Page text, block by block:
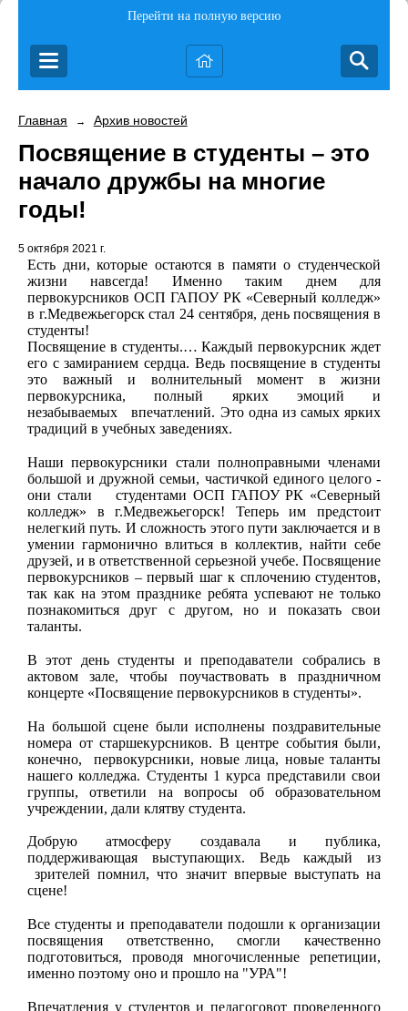
Перейти на полную версию
Главная → Архив новостей
Посвящение в студенты – это
начало дружбы на многие
годы!
5 октября 2021 г.
Есть дни, которые остаются в памяти о студенческой
жизни навсегда! Именно таким днем для
первокурсников ОСП ГАПОУ РК «Северный колледж»
в г.Медвежьегорск стал 24 сентября, день посвящения в
студенты!
Посвящение в студенты.… Каждый первокурсник ждет
его с замиранием сердца. Ведь посвящение в студенты
это важный и волнительный момент в жизни
первокурсника, полный ярких эмоций и
незабываемых впечатлений. Это одна из самых ярких
традиций в учебных заведениях.
Наши первокурсники стали полноправными членами
большой и дружной семьи, частичкой единого целого -
они стали студентами ОСП ГАПОУ РК «Северный
колледж» в г.Медвежьегорск! Теперь им предстоит
нелегкий путь. И сложность этого пути заключается и в
умении гармонично влиться в коллектив, найти себе
друзей, и в ответственной серьезной учебе. Посвящение
первокурсников – первый шаг к сплочению студентов,
так как на этом празднике ребята успевают не только
познакомиться друг с другом, но и показать свои
таланты.
В этот день студенты и преподаватели собрались в
актовом зале, чтобы поучаствовать в праздничном
концерте «Посвящение первокурсников в студенты».
На большой сцене были исполнены поздравительные
номера от старшекурсников. В центре события были,
конечно,
первокурсники, новые лица, новые таланты
нашего колледжа. Студенты 1 курса представили свои
группы, ответили на вопросы об образовательном
учреждении, дали клятву студента.
Добрую атмосферу создавала и публика,
поддерживающая выступающих. Ведь каждый из
зрителей помнил, что значит впервые выступать на
сцене!
Все студенты и преподаватели подошли к организации
посвящения ответственно, смогли качественно
подготовиться, проводя многочисленные репетиции,
именно поэтому оно и прошло на "УРА"!
Впечатления у студентов и педагоговот проведенного